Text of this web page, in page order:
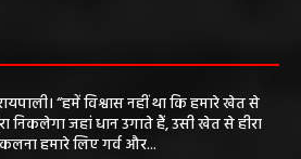
“हमें विश्वास नहीं था कि हमारे खेत से
निकलेगा जहां धान उगाते हैं, उसी खेत से हीरा
हमारे लिए गर्व और...